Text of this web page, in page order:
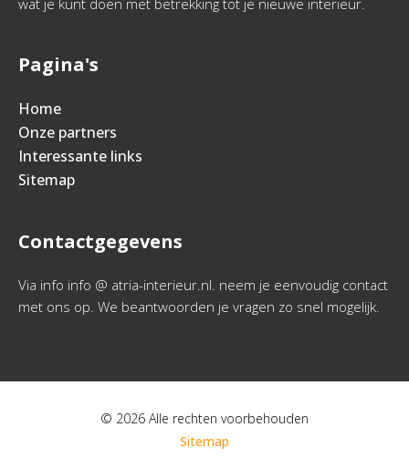
wat je kunt doen met betrekking tot je nieuwe interieur.
Pagina's
Home
Onze partners
Interessante links
Sitemap
Contactgegevens
Via info info @ atria-interieur.nl. neem je eenvoudig contact
met ons op. We beantwoorden je vragen zo snel mogelijk.
© 2026 Alle rechten voorbehouden
Sitemap